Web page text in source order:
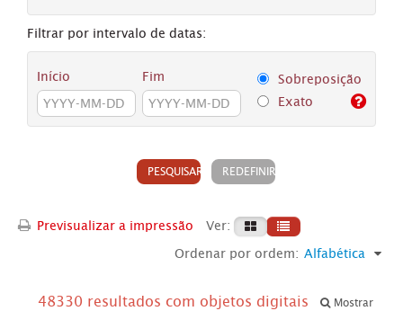
Filtrar por intervalo de datas:
Início Fim
Sobreposição
Exato
Previsualizar a impressão
Ver:
Ordenar por ordem: Alfabética
48330 resultados com objetos digitais
Mostrar